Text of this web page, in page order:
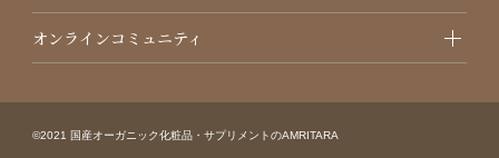
オンラインコミュニティ
©2021 国産オーガニック化粧品・サプリメントのAMRITARA